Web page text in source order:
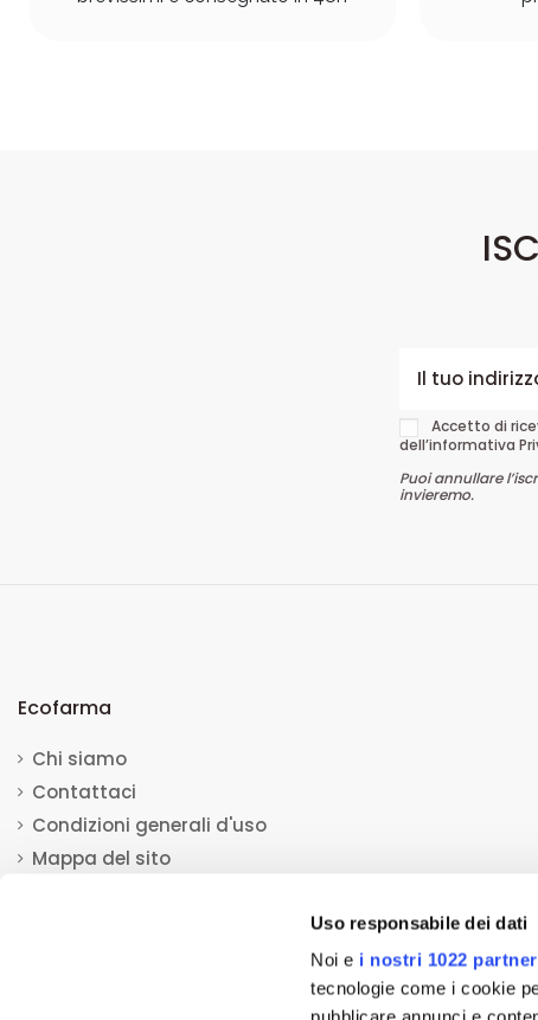
Uso responsabile dei dati
Noi e i nostri 1022 partner
tecnologie come i cookie
Accetto di
dell’informativa
Puoi annullare
invieremo.
Ecofarma
Chi siamo
Contattaci
Condizioni generali d'uso
Mappa del sito